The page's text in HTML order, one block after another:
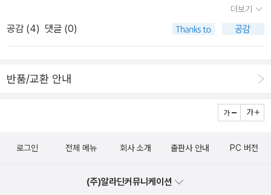
적었다. 때로는 아기를 한 손으로 품고 살살 달래면서 다른 손으로 천
천히 글을 썼는데, 입으로는 노래를 불렀고, 눈으로는 아이 눈을 마주
보다가 글자락을 보다가 했다. 아이가 잠들면 비로소 글자락을 바라
운지 글쓰기를 멈추고서 사진기를 들었다. 그때 쓴 글은 매우 투박하
자라나는 아이들을 지켜보면서 느낀 삶을 낱낱이 옮기고 싶었다. 그
란히 적었으니 스스로 대견하다고 여긴다. 《비눗방울을 탄 임금님》을
림책을 읽을 아이들하고 어버이를 얼마나 깊이 사랑했을까. 비눗방울
더보기
공감 (4) 댓글 (0)
반품/교환 안내
로그인 전체 메뉴 회사 소개 출판사 안내 PC 버전
(주)알라딘커뮤니케이션